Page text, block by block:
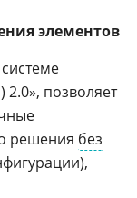
элементов
2.0», позволяет
решения без